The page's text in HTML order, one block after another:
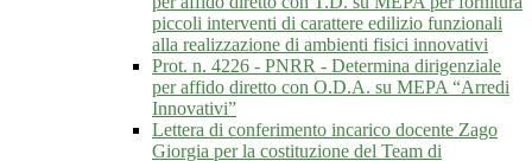
piccoli interventi di carattere edilizio funzionali
alla realizzazione di ambienti fisici innovativi
Prot. n. 4226 - PNRR - Determina dirigenziale
per affido diretto con O.D.A. su MEPA “Arredi
Innovativi”
Lettera di conferimento incarico docente Zago
Giorgia per la costituzione del Team di